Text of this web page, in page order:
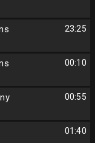
23:25
00:10
00:55
01:40